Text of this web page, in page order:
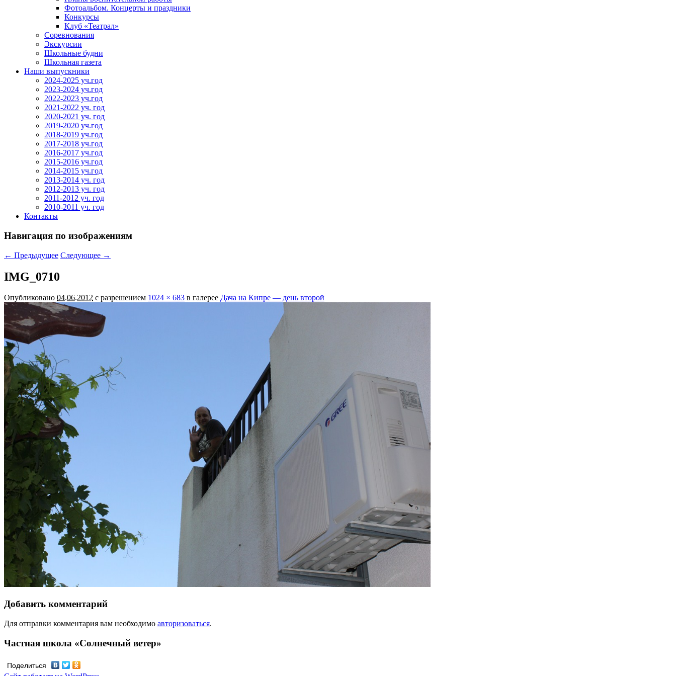
Фотоальбом. Концерты и праздники
Конкурсы
Клуб «Театрал»
Соревнования
Экскурсии
Школьные будни
Школьная газета
Наши выпускники
2024-2025 уч.год
2023-2024 уч.год
2022-2023 уч.год
2021-2022 уч. год
2020-2021 уч. год
2019-2020 уч.год
2018-2019 уч.год
2017-2018 уч.год
2016-2017 уч.год
2015-2016 уч.год
2014-2015 уч.год
2013-2014 уч. год
2012-2013 уч. год
2011-2012 уч. год
2010-2011 уч. год
Контакты
Навигация по изображениям
← Предыдущее Следующее →
IMG_0710
Опубликовано 04.06.2012 с разрешением 1024 × 683 в галерее Дача на Кипре — день второй
Добавить комментарий
Для отправки комментария вам необходимо авторизоваться.
Частная школа «Солнечный ветер»
Поделиться